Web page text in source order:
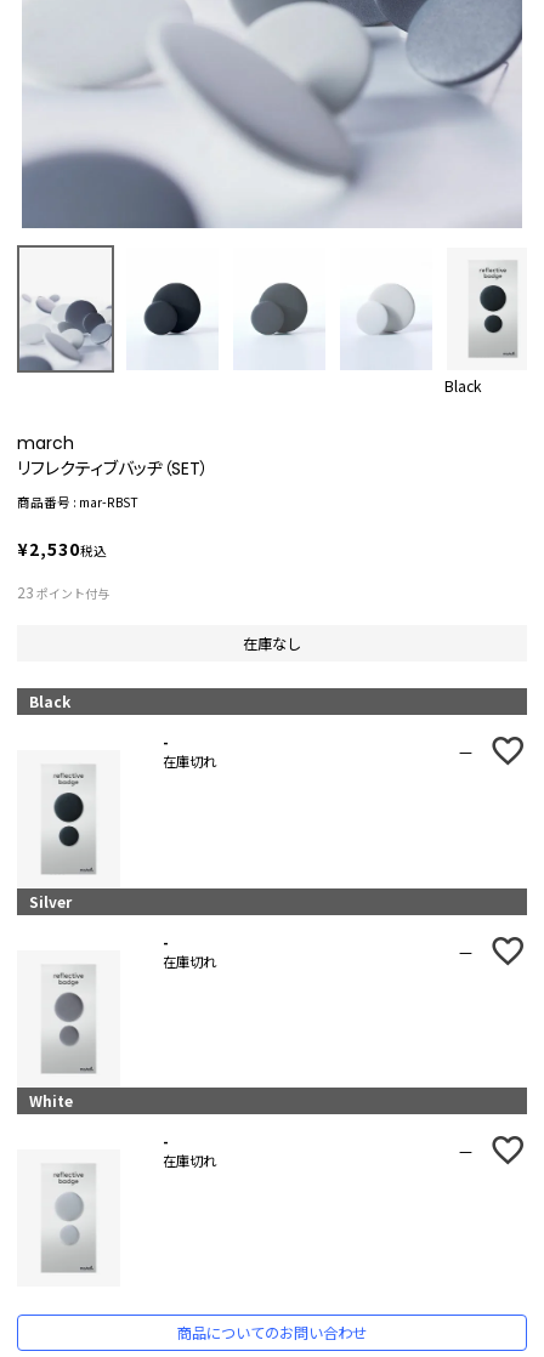
Black
march
リフレクティブバッヂ（SET）
商品番号 mar-RBST
¥2,530税込
23 ポイント付与
在庫なし
Black
-
在庫切れ
—
Silver
-
在庫切れ
—
White
-
在庫切れ
—
商品についてのお問い合わせ